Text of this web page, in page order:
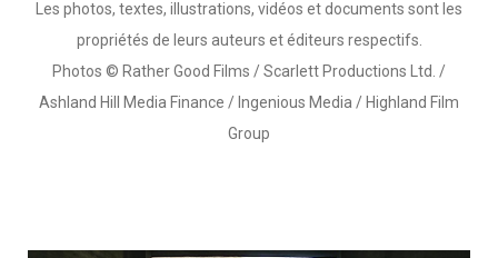
Les photos, textes, illustrations, vidéos et documents sont les
propriétés de leurs auteurs et éditeurs respectifs.
Photos © Rather Good Films / Scarlett Productions Ltd. /
Ashland Hill Media Finance / Ingenious Media / Highland Film
Group